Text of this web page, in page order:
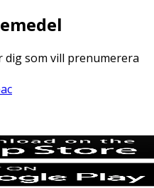
som vill prenumerera